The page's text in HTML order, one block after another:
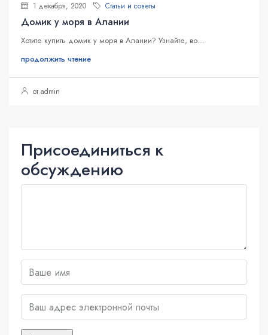
1 декабря, 2020 Статьи и советы
Домик у моря в Алании
Хотите купить домик у моря в Алании? Узнайте, во...
продолжить чтение
от admin
Присоединиться к
обсуждению